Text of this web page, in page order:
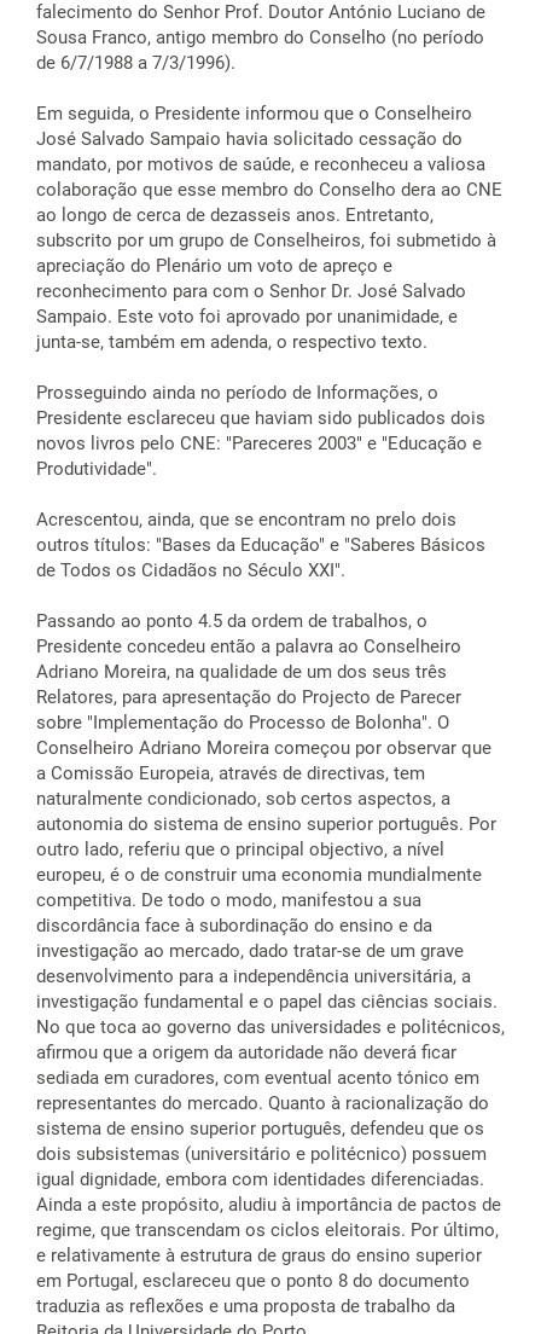
falecimento do Senhor Prof. Doutor António Luciano de
Sousa Franco, antigo membro do Conselho (no período
de 6/7/1988 a 7/3/1996).
Em seguida, o Presidente informou que o Conselheiro
José Salvado Sampaio havia solicitado cessação do
mandato, por motivos de saúde, e reconheceu a valiosa
colaboração que esse membro do Conselho dera ao CNE
ao longo de cerca de dezasseis anos. Entretanto,
subscrito por um grupo de Conselheiros, foi submetido à
apreciação do Plenário um voto de apreço e
reconhecimento para com o Senhor Dr. José Salvado
Sampaio. Este voto foi aprovado por unanimidade, e
junta-se, também em adenda, o respectivo texto.
Prosseguindo ainda no período de Informações, o
Presidente esclareceu que haviam sido publicados dois
novos livros pelo CNE: "Pareceres 2003" e "Educação e
Produtividade".
Acrescentou, ainda, que se encontram no prelo dois
outros títulos: "Bases da Educação" e "Saberes Básicos
de Todos os Cidadãos no Século XXI".
Passando ao ponto 4.5 da ordem de trabalhos, o
Presidente concedeu então a palavra ao Conselheiro
Adriano Moreira, na qualidade de um dos seus três
Relatores, para apresentação do Projecto de Parecer
sobre "Implementação do Processo de Bolonha". O
Conselheiro Adriano Moreira começou por observar que
a Comissão Europeia, através de directivas, tem
naturalmente condicionado, sob certos aspectos, a
autonomia do sistema de ensino superior português. Por
outro lado, referiu que o principal objectivo, a nível
europeu, é o de construir uma economia mundialmente
competitiva. De todo o modo, manifestou a sua
discordância face à subordinação do ensino e da
investigação ao mercado, dado tratar-se de um grave
desenvolvimento para a independência universitária, a
investigação fundamental e o papel das ciências sociais.
No que toca ao governo das universidades e politécnicos,
afirmou que a origem da autoridade não deverá ficar
sediada em curadores, com eventual acento tónico em
representantes do mercado. Quanto à racionalização do
sistema de ensino superior português, defendeu que os
dois subsistemas (universitário e politécnico) possuem
igual dignidade, embora com identidades diferenciadas.
Ainda a este propósito, aludiu à importância de pactos de
regime, que transcendam os ciclos eleitorais. Por último,
e relativamente à estrutura de graus do ensino superior
em Portugal, esclareceu que o ponto 8 do documento
traduzia as reflexões e uma proposta de trabalho da